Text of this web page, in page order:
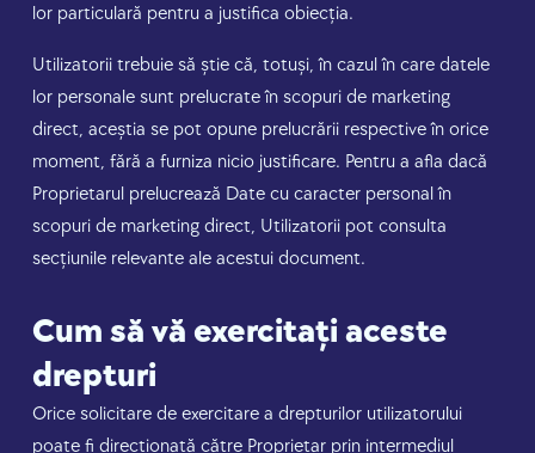
lor particulară pentru a justifica obiecția.
Utilizatorii trebuie să știe că, totuși, în cazul în care datele
lor personale sunt prelucrate în scopuri de marketing
direct, aceștia se pot opune prelucrării respective în orice
moment, fără a furniza nicio justificare. Pentru a afla dacă
Proprietarul prelucrează Date cu caracter personal în
scopuri de marketing direct, Utilizatorii pot consulta
secțiunile relevante ale acestui document.
Cum să vă exercitați aceste
drepturi
Orice solicitare de exercitare a drepturilor utilizatorului
poate fi direcționată către Proprietar prin intermediul